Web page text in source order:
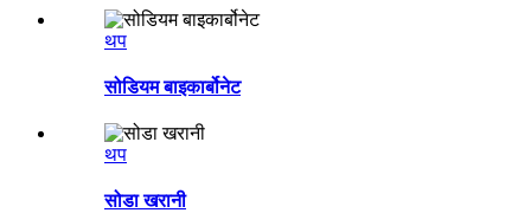
थप
सोडियम बाइकार्बोनेट
थप
सोडा खरानी